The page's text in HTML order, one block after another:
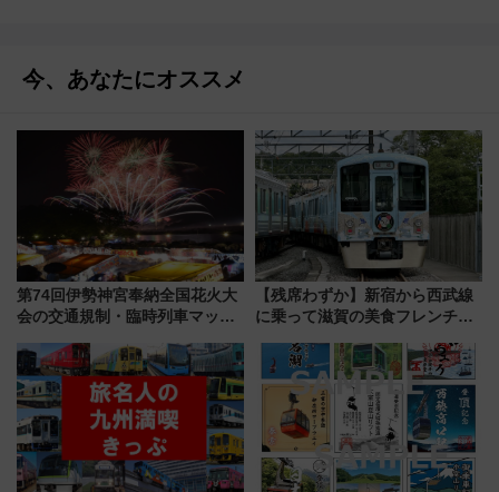
今、あなたにオススメ
第74回伊勢神宮奉納全国花火大
会の交通規制・臨時列車マッ
セス
【残席わずか】新宿から西武線
に乗って滋賀の美食フレンチを
「52席の至福」で味わう近江牛
や伝統文化の特別コラボ